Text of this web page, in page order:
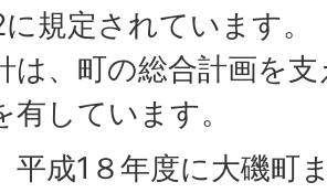
規定されています。
、町の総合計画を支
有しています。
成1８年度に大磯町